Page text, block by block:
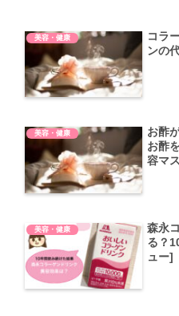
美容・健康
コラ
ンの
美容・健康
お酢
お酢
容マ
美容・健康
森永
る？
ュー]